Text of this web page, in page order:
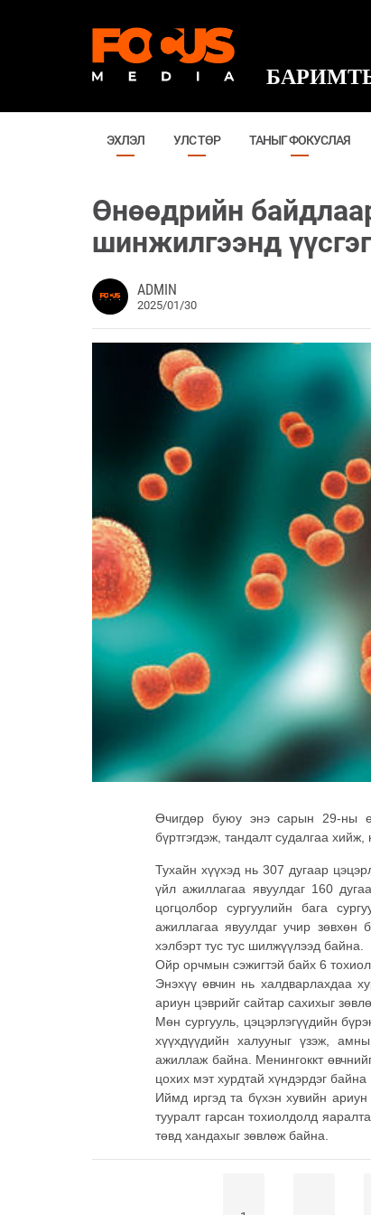
ЭХЛЭЛ УЛС ТӨР ТАНЫГ ФОКУСЛАЯ
Өнөөдрийн
шинжилгээнд
ADMIN
2025/01/30
Өчигдөр буюу энэ сарын 29-ны
бүртгэгдэж, тандалт судалгаа
Тухайн хүүхэд нь 307 дугаар
үйл ажиллагаа явуулдаг 160
цогцолбор сургуулийн бага
ажиллагаа явуулдаг учир зөвхөн
хэлбэрт тус тус шилжүүлээд байна.
Ойр орчмын сэжигтэй байх 6
Энэхүү өвчин нь халдварлахдаа
ариун цэврийг сайтар сахихыг
Мөн сургууль, цэцэрлэгүүдийн
хүүхдүүдийн халууныг үзэж,
ажиллаж байна. Менингоккт
цохих мэт хурдтай хүндэрдэг байна
Иймд иргэд та бүхэн хувийн
тууралт гарсан тохиолдолд
төвд хандахыг зөвлөж байна.